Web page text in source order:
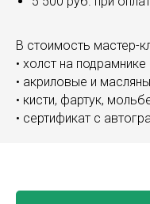
В стоимость мастер-
• холст на подрамнике
• акриловые и
• кисти, фартук,
• сертификат с